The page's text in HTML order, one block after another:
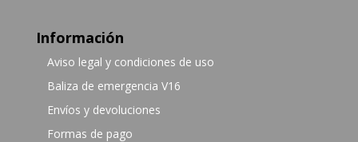
Información
Aviso legal y condiciones de uso
Baliza de emergencia V16
Envíos y devoluciones
Formas de pago